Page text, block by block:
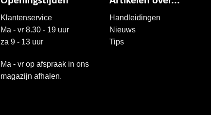
Klantenservice
Ma - vr 8.30 - 19 uur
za 9 - 13 uur
Ma - vr op afspraak in ons
magazijn afhalen.
Handleidingen
Nieuws
Tips